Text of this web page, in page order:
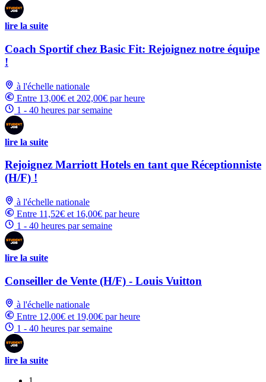
lire la suite
Coach Sportif chez Basic Fit: Rejoignez notre équipe
!
à l'échelle nationale
Entre 13,00€ et 202,00€ par heure
1 - 40 heures par semaine
lire la suite
Rejoignez Marriott Hotels en tant que Réceptionniste
(H/F) !
à l'échelle nationale
Entre 11,52€ et 16,00€ par heure
1 - 40 heures par semaine
lire la suite
Conseiller de Vente (H/F) - Louis Vuitton
à l'échelle nationale
Entre 12,00€ et 19,00€ par heure
1 - 40 heures par semaine
lire la suite